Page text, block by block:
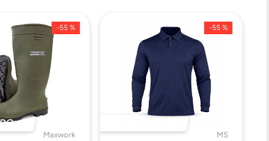
-55 %
🔥
Maxwork
-55 %
MS